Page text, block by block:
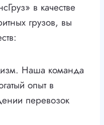
в качестве
грузов, вы
Наша команда
опыт в
перевозок